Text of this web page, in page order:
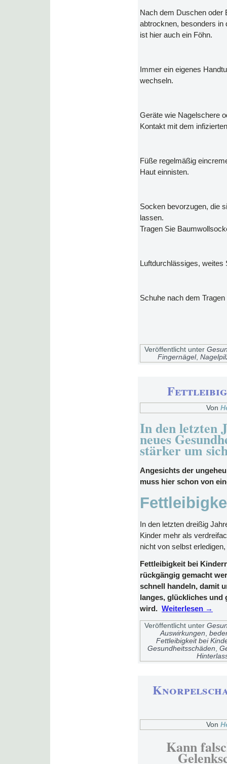
Nach dem Duschen oder
abtrocknen, besonders in
ist hier auch ein Föhn.
Immer ein eigenes
wechseln.
Geräte wie Nagelschere
Kontakt mit dem
Füße regelmäßig
Haut einnisten.
Socken bevorzugen, die
lassen.
Tragen Sie
Luftdurchlässiges, weites
Schuhe nach dem
Veröffentlicht unter
Fingernägel,
Von
In den letzten
neues
stärker um
Angesichts der
muss hier schon von
In den letzten dreißig
Kinder mehr als
nicht von selbst
Fettleibigkeit bei
rückgängig gemacht
schnell handeln, damit
langes, glückliches und
wird. Weiterlesen →
Veröffentlicht unter
Auswirkungen,
Fettleibigkeit bei
Gesundheitsschäden,
Von
Kann